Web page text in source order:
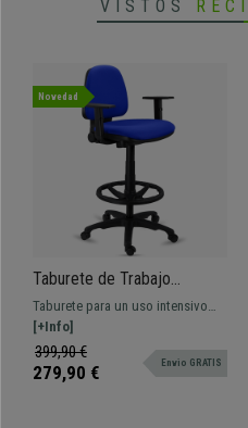
Reposabrazos regulables en
VISTOS
Novedad
Taburete de Trabajo
NAXOS, Funcional Diseño,
Con Reposapiés, en Tela
Azul
Taburete para un uso intensivo
profesional de 8 horas diarias.
Ajustable, y muy confortable
gracias a su grueso acolchado.
[+Info]
399,90 €
279,90 € Envio GRATIS